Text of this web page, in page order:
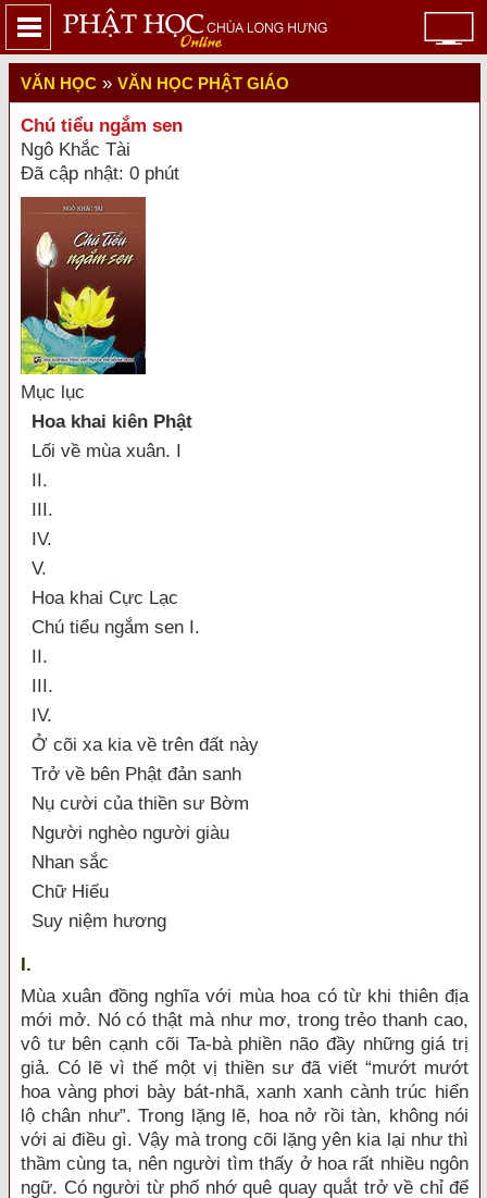
VĂN HỌC » VĂN HỌC PHẬT GIÁO
Chú tiểu ngắm sen
Ngô Khắc Tài
Đã cập nhật: 0 phút
Mục lục
Hoa khai kiên Phật
Lối về mùa xuân. I
II.
III.
IV.
V.
Hoa khai Cực Lạc
Chú tiểu ngắm sen I.
II.
III.
IV.
Ở cõi xa kia về trên đất này
Trở về bên Phật đản sanh
Nụ cười của thiền sư Bờm
Người nghèo người giàu
Nhan sắc
Chữ Hiếu
Suy niệm hương
I.
Mùa xuân đồng nghĩa với mùa hoa có từ khi thiên địa
mới mở. Nó có thật mà như mơ, trong trẻo thanh cao,
vô tư bên cạnh cõi Ta-bà phiền não đầy những giá trị
giả. Có lẽ vì thế một vị thiền sư đã viết “mướt mướt
hoa vàng phơi bày bát-nhã, xanh xanh cành trúc hiển
lộ chân như”. Trong lặng lẽ, hoa nở rồi tàn, không nói
với ai điều gì. Vậy mà trong cõi lặng yên kia lại như thì
thầm cùng ta, nên người tìm thấy ở hoa rất nhiều ngôn
ngữ. Có người từ phố nhớ quê quay quắt trở về chỉ để